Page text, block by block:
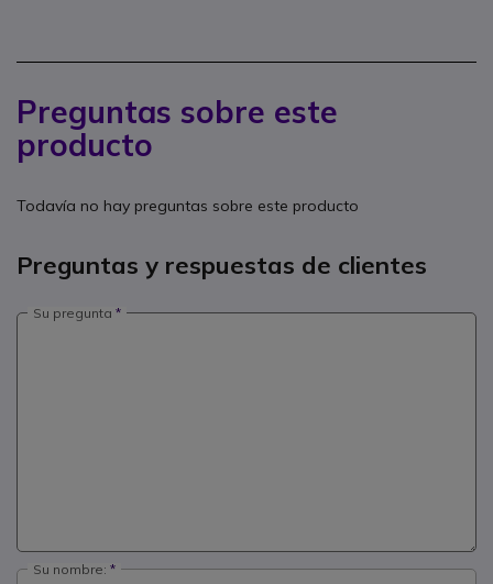
Preguntas sobre este
producto
Todavía no hay preguntas sobre este producto
Preguntas y respuestas de clientes
Su pregunta
Su nombre: